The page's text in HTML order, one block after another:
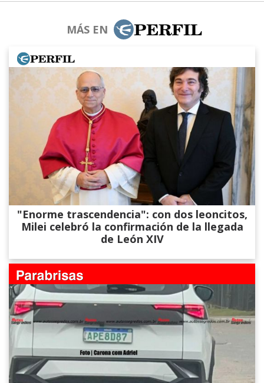
MÁS EN
"Enorme trascendencia": con dos leoncitos,
Milei celebró la confirmación de la llegada
de León XIV